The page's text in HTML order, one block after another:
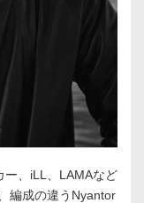
ー、iLL、LAMAなど
編成の違うNyantor